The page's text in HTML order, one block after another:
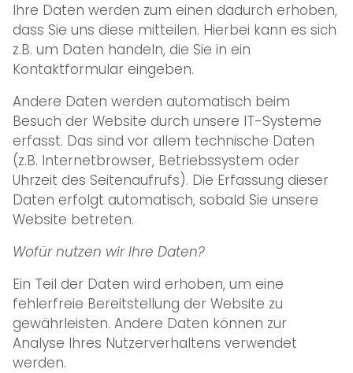
Ihre Daten werden zum einen dadurch erhoben,
dass Sie uns diese mitteilen. Hierbei kann es sich
z.B. um Daten handeln, die Sie in ein
Kontaktformular eingeben.
Andere Daten werden automatisch beim
Besuch der Website durch unsere IT-Systeme
erfasst. Das sind vor allem technische Daten
(z.B. Internetbrowser, Betriebssystem oder
Uhrzeit des Seitenaufrufs). Die Erfassung dieser
Daten erfolgt automatisch, sobald Sie unsere
Website betreten.
Wofür nutzen wir Ihre Daten?
Ein Teil der Daten wird erhoben, um eine
fehlerfreie Bereitstellung der Website zu
gewährleisten. Andere Daten können zur
Analyse Ihres Nutzerverhaltens verwendet
werden.